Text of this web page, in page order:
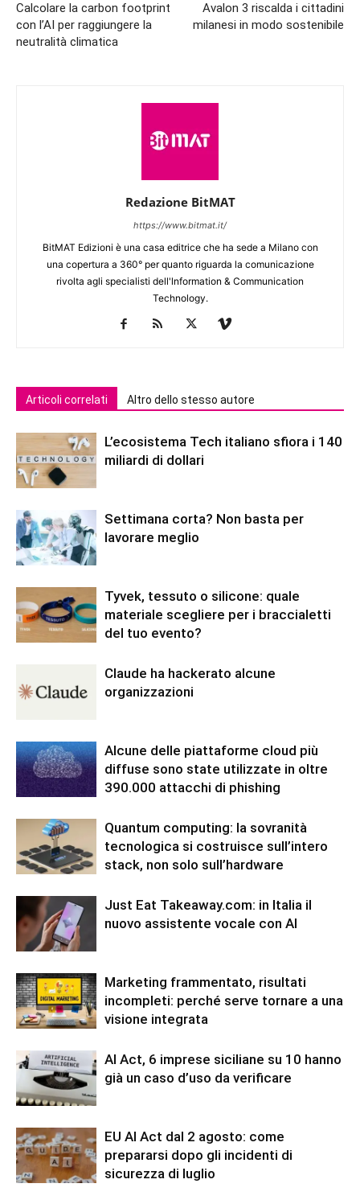
Calcolare la carbon footprint
con l’AI per raggiungere la
neutralità climatica
Avalon 3 riscalda i cittadini
milanesi in modo sostenibile
Redazione BitMAT
https://www.bitmat.it/
BitMAT Edizioni è una casa editrice che ha sede a Milano con
una copertura a 360° per quanto riguarda la comunicazione
rivolta agli specialisti dell'lnformation & Communication
Technology.
Articoli correlati Altro dello stesso autore
L’ecosistema Tech italiano sfiora i 140
miliardi di dollari
Settimana corta? Non basta per
lavorare meglio
Tyvek, tessuto o silicone: quale
materiale scegliere per i braccialetti
del tuo evento?
Claude ha hackerato alcune
organizzazioni
Alcune delle piattaforme cloud più
diffuse sono state utilizzate in oltre
390.000 attacchi di phishing
Quantum computing: la sovranità
tecnologica si costruisce sull’intero
stack, non solo sull’hardware
Just Eat Takeaway.com: in Italia il
nuovo assistente vocale con AI
Marketing frammentato, risultati
incompleti: perché serve tornare a una
visione integrata
AI Act, 6 imprese siciliane su 10 hanno
già un caso d’uso da verificare
EU AI Act dal 2 agosto: come
prepararsi dopo gli incidenti di
sicurezza di luglio